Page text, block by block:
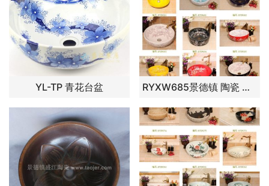
YL-TP 青花台盆 RYXW685景德镇 陶瓷 红白金枝梅花 洗脸盆 家居工艺摆设